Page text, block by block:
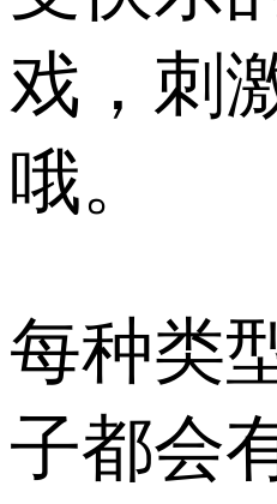
戏，刺
哦。
每种类
子都会